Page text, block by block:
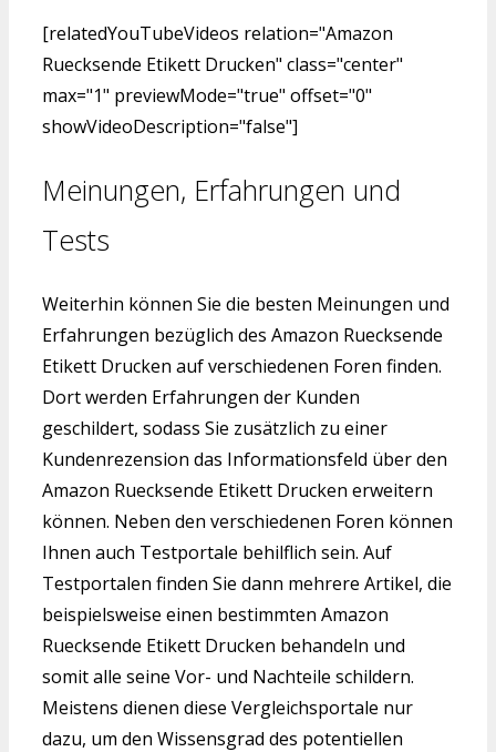
[relatedYouTubeVideos relation="Amazon
Ruecksende Etikett Drucken" class="center"
max="1" previewMode="true" offset="0"
showVideoDescription="false"]
Meinungen, Erfahrungen und
Tests
Weiterhin können Sie die besten Meinungen und
Erfahrungen bezüglich des Amazon Ruecksende
Etikett Drucken auf verschiedenen Foren finden.
Dort werden Erfahrungen der Kunden
geschildert, sodass Sie zusätzlich zu einer
Kundenrezension das Informationsfeld über den
Amazon Ruecksende Etikett Drucken erweitern
können. Neben den verschiedenen Foren können
Ihnen auch Testportale behilflich sein. Auf
Testportalen finden Sie dann mehrere Artikel, die
beispielsweise einen bestimmten Amazon
Ruecksende Etikett Drucken behandeln und
somit alle seine Vor- und Nachteile schildern.
Meistens dienen diese Vergleichsportale nur
dazu, um den Wissensgrad des potentiellen